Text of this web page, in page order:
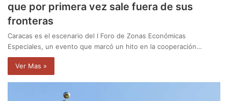
que por primera vez sale fuera de sus
fronteras
Caracas es el escenario del I Foro de Zonas Económicas
Especiales, un evento que marcó un hito en la cooperación…
Ver Mas »